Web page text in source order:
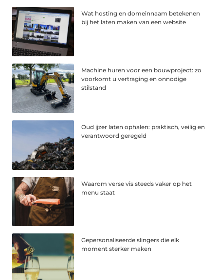
Wat hosting en domeinnaam betekenen
bij het laten maken van een website
Machine huren voor een bouwproject: zo
voorkomt u vertraging en onnodige
stilstand
Oud ijzer laten ophalen: praktisch, veilig en
verantwoord geregeld
Waarom verse vis steeds vaker op het
menu staat
Gepersonaliseerde slingers die elk
moment sterker maken